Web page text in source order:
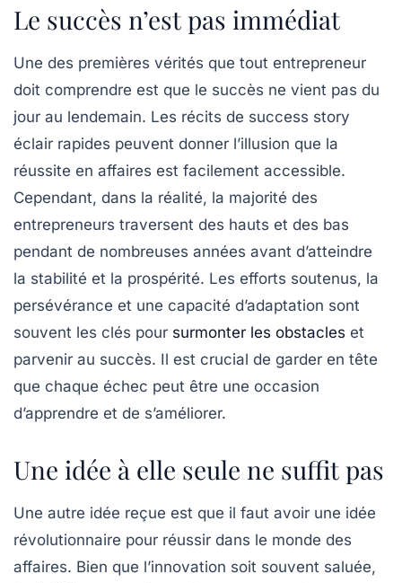
Le succès n’est pas immédiat
Une des premières vérités que tout entrepreneur
doit comprendre est que le succès ne vient pas du
jour au lendemain. Les récits de success story
éclair rapides peuvent donner l’illusion que la
réussite en affaires est facilement accessible.
Cependant, dans la réalité, la majorité des
entrepreneurs traversent des hauts et des bas
pendant de nombreuses années avant d’atteindre
la stabilité et la prospérité. Les efforts soutenus, la
persévérance et une capacité d’adaptation sont
souvent les clés pour surmonter les obstacles et
parvenir au succès. Il est crucial de garder en tête
que chaque échec peut être une occasion
d’apprendre et de s’améliorer.
Une idée à elle seule ne suffit pas
Une autre idée reçue est que il faut avoir une idée
révolutionnaire pour réussir dans le monde des
affaires. Bien que l’innovation soit souvent saluée,